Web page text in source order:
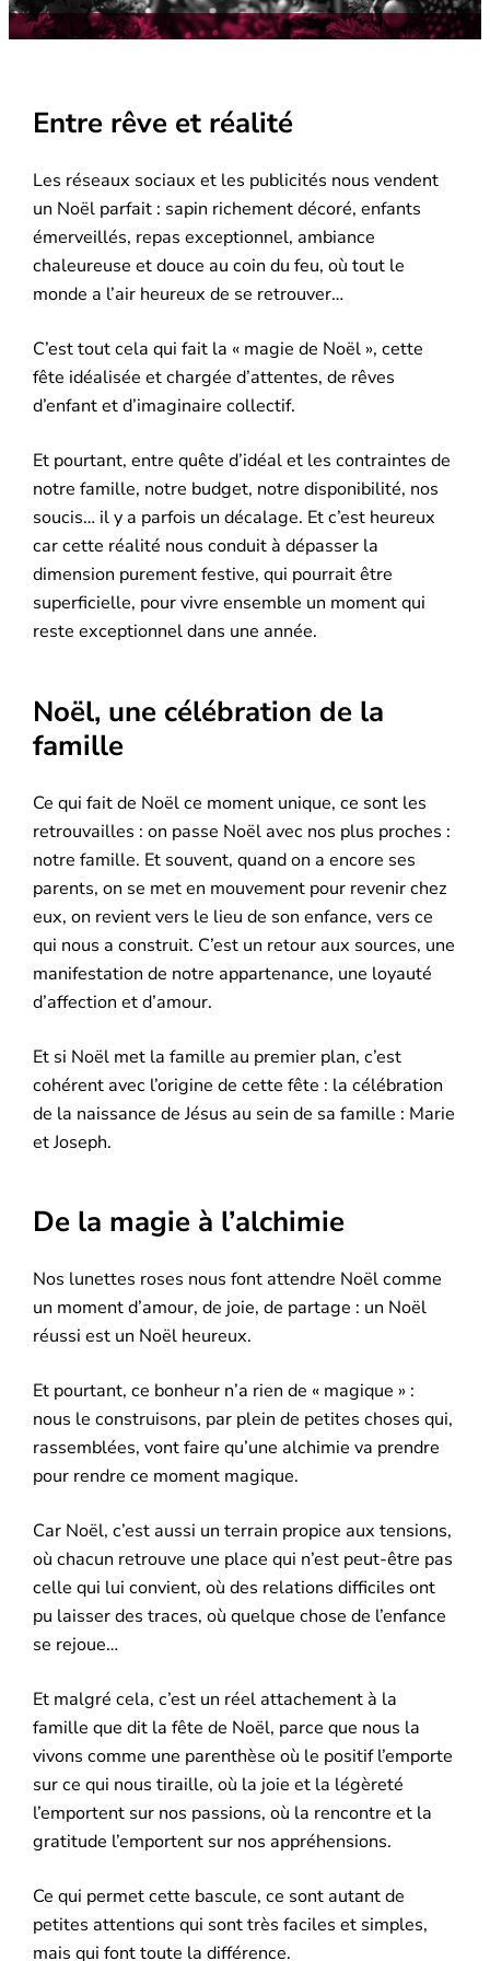
Entre rêve et réalité
Les réseaux sociaux et les publicités nous vendent
un Noël parfait : sapin richement décoré, enfants
émerveillés, repas exceptionnel, ambiance
chaleureuse et douce au coin du feu, où tout le
monde a l’air heureux de se retrouver…
C’est tout cela qui fait la « magie de Noël », cette
fête idéalisée et chargée d’attentes, de rêves
d’enfant et d’imaginaire collectif.
Et pourtant, entre quête d’idéal et les contraintes de
notre famille, notre budget, notre disponibilité, nos
soucis… il y a parfois un décalage. Et c’est heureux
car cette réalité nous conduit à dépasser la
dimension purement festive, qui pourrait être
superficielle, pour vivre ensemble un moment qui
reste exceptionnel dans une année.
Noël, une célébration de la
famille
Ce qui fait de Noël ce moment unique, ce sont les
retrouvailles : on passe Noël avec nos plus proches :
notre famille. Et souvent, quand on a encore ses
parents, on se met en mouvement pour revenir chez
eux, on revient vers le lieu de son enfance, vers ce
qui nous a construit. C’est un retour aux sources, une
manifestation de notre appartenance, une loyauté
d’affection et d’amour.
Et si Noël met la famille au premier plan, c’est
cohérent avec l’origine de cette fête : la célébration
de la naissance de Jésus au sein de sa famille : Marie
et Joseph.
De la magie à l’alchimie
Nos lunettes roses nous font attendre Noël comme
un moment d’amour, de joie, de partage : un Noël
réussi est un Noël heureux.
Et pourtant, ce bonheur n’a rien de « magique » :
nous le construisons, par plein de petites choses qui,
rassemblées, vont faire qu’une alchimie va prendre
pour rendre ce moment magique.
Car Noël, c’est aussi un terrain propice aux tensions,
où chacun retrouve une place qui n’est peut-être pas
celle qui lui convient, où des relations difficiles ont
pu laisser des traces, où quelque chose de l’enfance
se rejoue…
Et malgré cela, c’est un réel attachement à la
famille que dit la fête de Noël, parce que nous la
vivons comme une parenthèse où le positif l’emporte
sur ce qui nous tiraille, où la joie et la légèreté
l’emportent sur nos passions, où la rencontre et la
gratitude l’emportent sur nos appréhensions.
Ce qui permet cette bascule, ce sont autant de
petites attentions qui sont très faciles et simples,
mais qui font toute la différence.